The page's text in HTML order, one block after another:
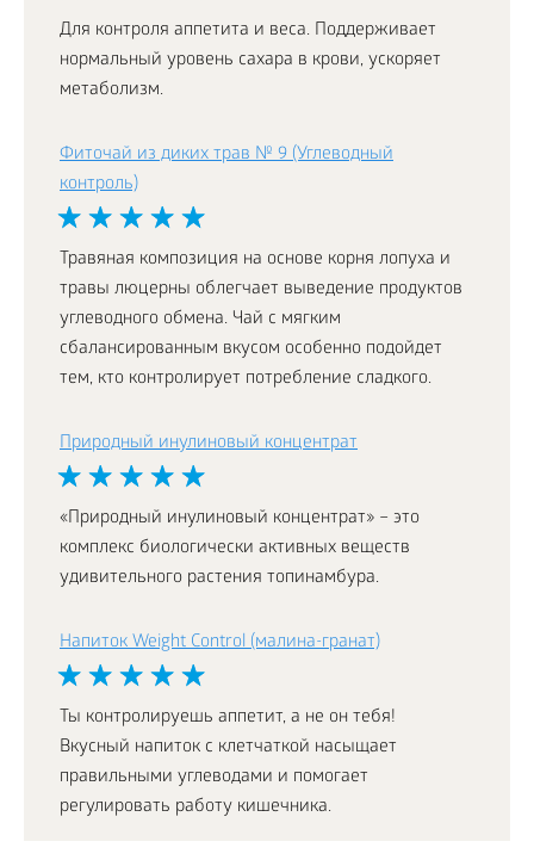
Для контроля аппетита и веса. Поддерживает
нормальный уровень сахара в крови, ускоряет
метаболизм.
Фиточай из диких трав № 9 (Углеводный
контроль)
Травяная композиция на основе корня лопуха и
травы люцерны облегчает выведение продуктов
углеводного обмена. Чай с мягким
сбалансированным вкусом особенно подойдет
тем, кто контролирует потребление сладкого.
Природный инулиновый концентрат
«Природный инулиновый концентрат» – это
комплекс биологически активных веществ
удивительного растения топинамбура.
Напиток Weight Control (малина-гранат)
Ты контролируешь аппетит, а не он тебя!
Вкусный напиток с клетчаткой насыщает
правильными углеводами и помогает
регулировать работу кишечника.